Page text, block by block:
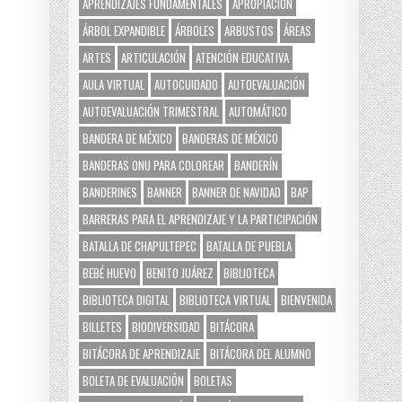
APRENDIZAJES FUNDAMENTALES APROPIACIÓN
ÁRBOL EXPANDIBLE ÁRBOLES ARBUSTOS ÁREAS
ARTES ARTICULACIÓN ATENCIÓN EDUCATIVA
AULA VIRTUAL AUTOCUIDADO AUTOEVALUACIÓN
AUTOEVALUACIÓN TRIMESTRAL AUTOMÁTICO
BANDERA DE MÉXICO BANDERAS DE MÉXICO
BANDERAS ONU PARA COLOREAR BANDERÍN
BANDERINES BANNER BANNER DE NAVIDAD BAP
BARRERAS PARA EL APRENDIZAJE Y LA PARTICIPACIÓN
BATALLA DE CHAPULTEPEC BATALLA DE PUEBLA
BEBÉ HUEVO BENITO JUÁREZ BIBLIOTECA
BIBLIOTECA DIGITAL BIBLIOTECA VIRTUAL BIENVENIDA
BILLETES BIODIVERSIDAD BITÁCORA
BITÁCORA DE APRENDIZAJE BITÁCORA DEL ALUMNO
BOLETA DE EVALUACIÓN BOLETAS